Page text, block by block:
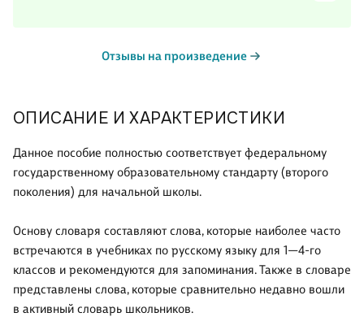
ОПИСАНИЕ И ХАРАКТЕРИСТИКИ
Данное пособие полностью соответствует федеральному
государственному образовательному стандарту (второго
поколения) для начальной школы.
Основу словаря составляют слова, которые наиболее часто
встречаются в учебниках по русскому языку для 1—4-го
классов и рекомендуются для запоминания. Также в словаре
представлены слова, которые сравнительно недавно вошли
в активный словарь школьников.
Отзывы на произведение